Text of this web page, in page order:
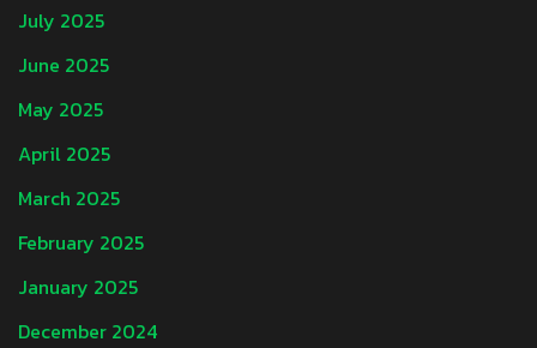
July 2025
June 2025
May 2025
April 2025
March 2025
February 2025
January 2025
December 2024